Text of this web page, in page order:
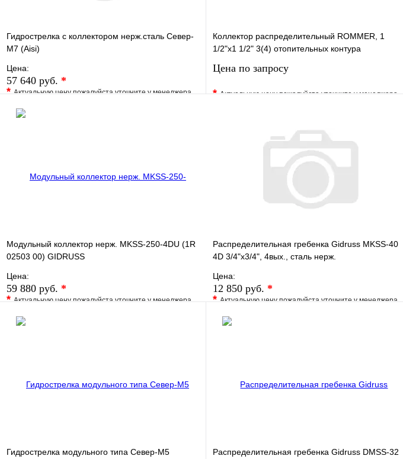
Гидрострелка с коллектором нерж.сталь Север-
М7 (Aisi)
Цена:
57 640 руб. *
*Актуальную цену пожалуйста уточните у менеджера
В избранное
Коллектор распределительный ROMMER, 1
1/2"х1 1/2" 3(4) отопительных контура
Цена по запросу
*Актуальную цену пожалуйста уточните у менеджера
Запросить цену
Модульный коллектор нерж. MKSS-250-4DU (1R
02503 00) GIDRUSS
Цена:
59 880 руб. *
*Актуальную цену пожалуйста уточните у менеджера
В избранное
Распределительная гребенка Gidruss MKSS-40
4D 3/4"х3/4", 4вых., сталь нерж.
Цена:
12 850 руб. *
*Актуальную цену пожалуйста уточните у менеджера
В избранное
Гидрострелка модульного типа Север-M5
Распределительная гребенка Gidruss DMSS-32